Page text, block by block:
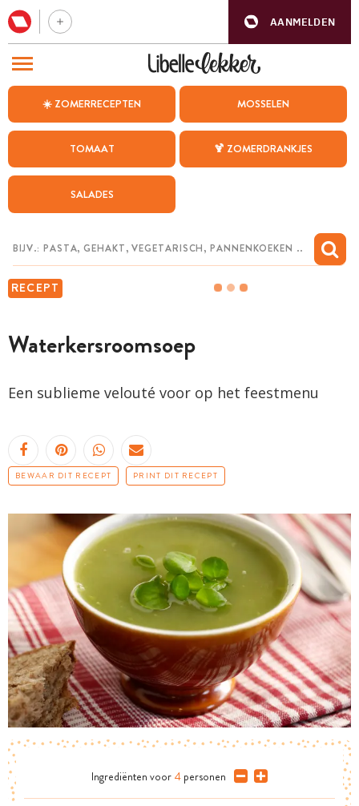
AANMELDEN
☀️ ZOMERRECEPTEN MOSSELEN
TOMAAT 🍹 ZOMERDRANKJES
SALADES
RECEPT
Waterkersroomsoep
Een sublieme velouté voor op het feestmenu
BEWAAR DIT RECEPT PRINT DIT RECEPT
Ingrediënten voor 4 personen
BEZOEK ONZE ANDERE WEBSITES
WEEKMENU
CHAT MET MAIA
MIJN BEWAARDE RECEPTEN